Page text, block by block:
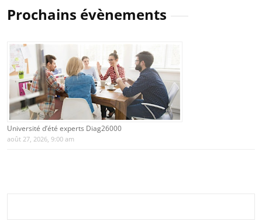
Prochains évènements
Université d’été experts Diag26000
août 27, 2026, 9:00 am